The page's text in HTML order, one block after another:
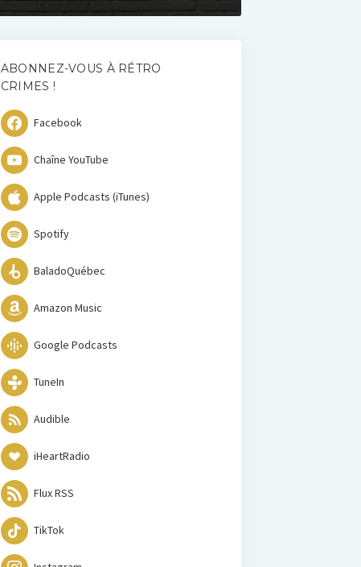
ABONNEZ-VOUS À RÉTRO
CRIMES !
Facebook
Chaîne YouTube
Apple Podcasts (iTunes)
Spotify
BaladoQuébec
Amazon Music
Google Podcasts
TuneIn
Audible
iHeartRadio
Flux RSS
TikTok